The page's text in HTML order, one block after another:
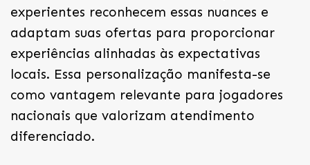
experientes reconhecem essas nuances e
adaptam suas ofertas para proporcionar
experiências alinhadas às expectativas
locais. Essa personalização manifesta-se
como vantagem relevante para jogadores
nacionais que valorizam atendimento
diferenciado.